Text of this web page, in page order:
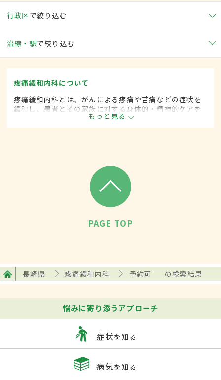
行政区で絞り込む
沿線・駅で絞り込む
疼痛緩和内科について
疼痛緩和内科とは、がんによる疼痛や苦痛などの症状を
緩和し、患者とその家族に対する身体的・精神的ケアを
行う診療分野です。緩和ケア内科とも呼ばれます。
もっと見る
PAGE TOP
長崎県 疼痛緩和内科 予約可 の検索結果
悩みに寄り添うアプローチ
症状を知る
病気を知る